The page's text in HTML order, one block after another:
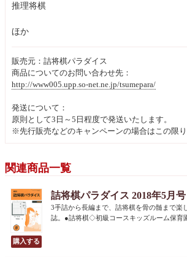
推理将棋
ほか
販売元：詰将棋パラダイス
商品についてのお問い合わせ先：
http://www005.upp.so-net.ne.jp/tsumepara/
発送について：
原則として3日～5日程度で発送いたします。
※先行販売などのキャンペーンの場合はこの限り
関連商品一覧
詰将棋パラダイス 2018年5月号
3手詰から長編まで、詰将棋を骨の髄まで楽
誌。●詰将棋◇初級コースキッズルーム保育